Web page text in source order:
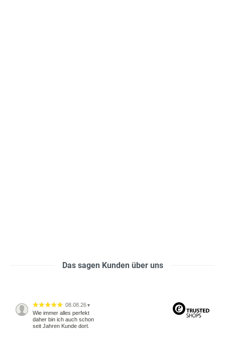
Das sagen Kunden über uns
08.08.26 ▼
Wie immer alles perfekt
daher bin ich auch schon
seit Jahren Kunde dort.